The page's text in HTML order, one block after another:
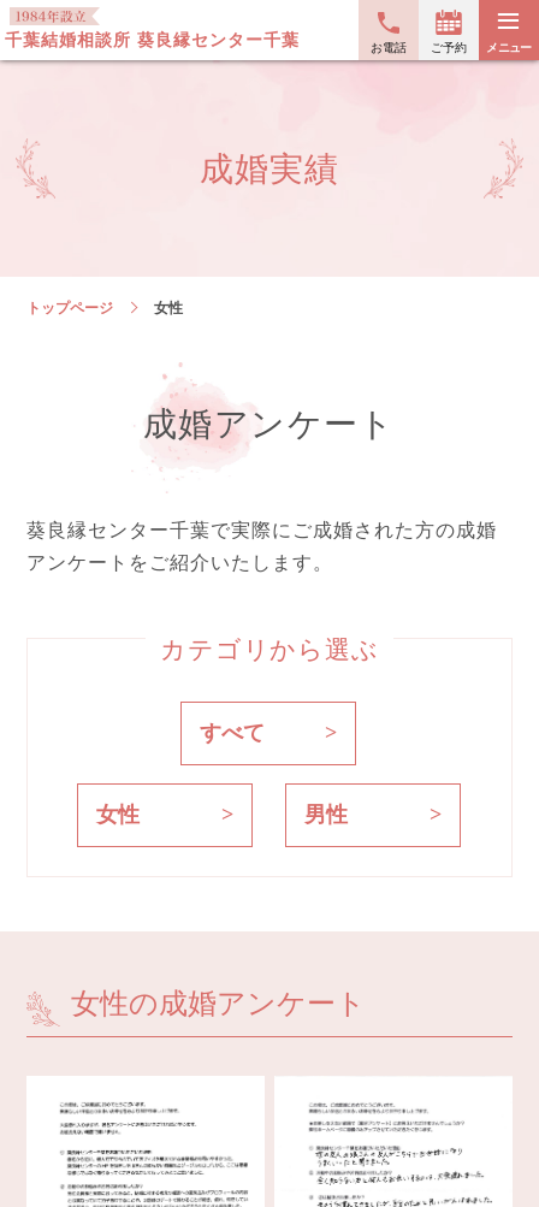
≡
メニュー
お電話 ご予約
千葉結婚相談所 葵良縁センター千葉
成婚実績
トップページ 女性
成婚アンケート
葵良縁センター千葉で実際にご成婚された方の成婚
アンケートをご紹介いたします。
カテゴリから選ぶ
すべて
女性 男性
女性の成婚アンケート